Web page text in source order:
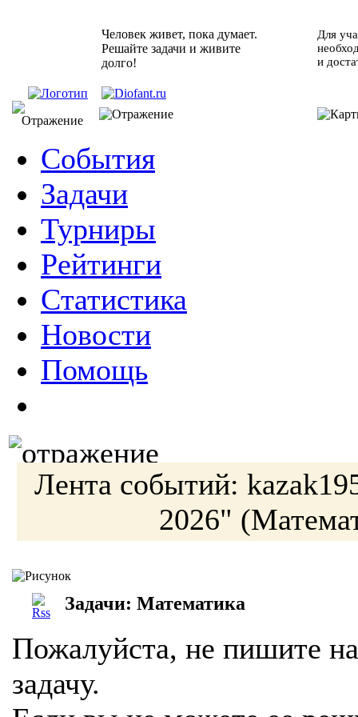
Человек живет, пока думает.
Решайте задачи и живите
долго!
Для
и
События
Задачи
Турниры
Рейтинги
Статистика
Новости
Помощь
Лента событий:
2026"
Задачи: Математика
Пожалуйста, не пишите
задачу.